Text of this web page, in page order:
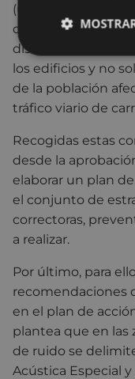
(utilizando un
diferente
distribución de la
los edificios y no
de la población
tráfico viario de
Recogidas estas
desde la
elaborar un plan
el conjunto de
correctoras,
a realizar.
Por último, para
recomendaciones
en el plan de
plantea que en
de ruido se
Acústica Especial